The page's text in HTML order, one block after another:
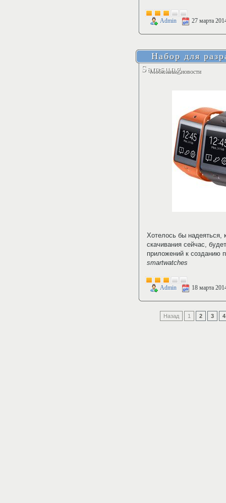
Admin 27 марта
Набор для
Samsung
Мобильные новости
Хотелось бы надеяться,
скачивания сейчас,
приложений к созданию
smartwatches
Admin 18 марта
Назад 1 2 3 4